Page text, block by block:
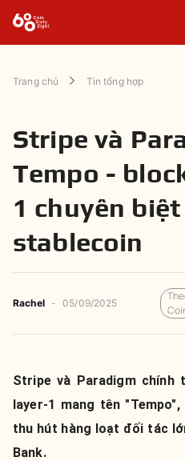
Trang chủ Tin tổng hợp
Stripe và
Tempo -
1 chuyên biệt
stablecoin
Rachel - 05/09/2025
Stripe và Paradigm chính
layer-1 mang tên
thu hút hàng loạt đối tác
Bank.